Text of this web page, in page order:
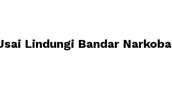
Lindungi Bandar